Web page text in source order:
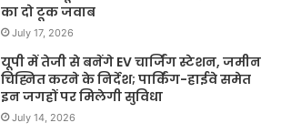
का दो टूक जवाब
July 17, 2026
यूपी में तेजी से बनेंगे EV चार्जिंग स्टेशन, जमीन
चिह्नित करने के निर्देश; पार्किंग-हाईवे समेत
इन जगहों पर मिलेगी सुविधा
July 14, 2026